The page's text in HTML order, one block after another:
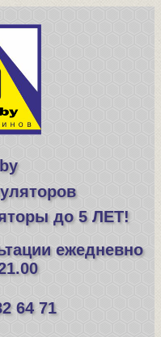
до 5 ЛЕТ!
ежедневно
64 71